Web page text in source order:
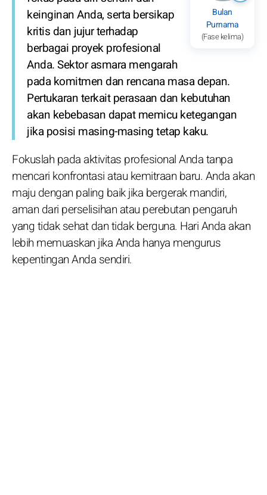
Bulan
Purnama
(Fase kelima)
keinginan Anda, serta bersikap
kritis dan jujur terhadap
berbagai proyek profesional
Anda. Sektor asmara mengarah
pada komitmen dan rencana masa depan.
Pertukaran terkait perasaan dan kebutuhan
akan kebebasan dapat memicu ketegangan
jika posisi masing-masing tetap kaku.
Fokuslah pada aktivitas profesional Anda tanpa
mencari konfrontasi atau kemitraan baru. Anda akan
maju dengan paling baik jika bergerak mandiri,
aman dari perselisihan atau perebutan pengaruh
yang tidak sehat dan tidak berguna. Hari Anda akan
lebih memuaskan jika Anda hanya mengurus
kepentingan Anda sendiri.